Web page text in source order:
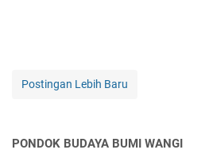
Postingan Lebih Baru
PONDOK BUDAYA BUMI WANGI